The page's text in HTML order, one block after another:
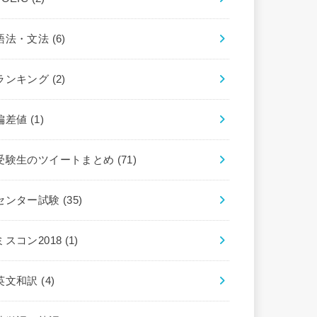
法・文法 (6)
ンキング (2)
差値 (1)
験生のツイートまとめ (71)
ンター試験 (35)
スコン2018 (1)
文和訳 (4)